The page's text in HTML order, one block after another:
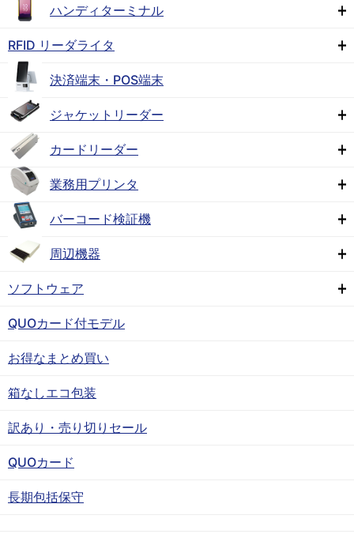
ハンディターミナル
RFID リーダライタ
決済端末・POS端末
ジャケットリーダー
カードリーダー
業務用プリンタ
バーコード検証機
周辺機器
ソフトウェア
QUOカード付モデル
お得なまとめ買い
箱なしエコ包装
訳あり・売り切りセール
QUOカード
長期包括保守